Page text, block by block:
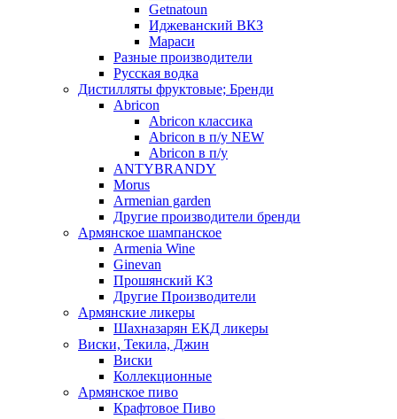
Getnatoun
Иджеванский ВКЗ
Мараси
Разные производители
Русская водка
Дистилляты фруктовые; Бренди
Abricon
Abricon классика
Abricon в п/у NEW
Abricon в п/у
ANTYBRANDY
Morus
Armenian garden
Другие производители бренди
Армянское шампанское
Armenia Wine
Ginevan
Прошянский КЗ
Другие Производители
Армянские ликеры
Шахназарян ЕКД ликеры
Виски, Текила, Джин
Виски
Коллекционные
Армянское пиво
Крафтовое Пиво